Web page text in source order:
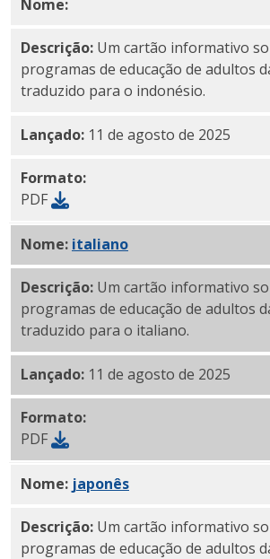
Nome:PDF indonésio
Descrição: Um cartão informativo
programas de educação de adultos
traduzido para o indonésio.
Lançado: 11 de agosto de 2025
Formato:
PDF
Nome: PDF em
italiano
Descrição: Um cartão informativo
programas de educação de adultos
traduzido para o italiano.
Lançado: 11 de agosto de 2025
Formato:
PDF
Nome: PDF em
japonês
Descrição: Um cartão informativo
programas de educação de adultos